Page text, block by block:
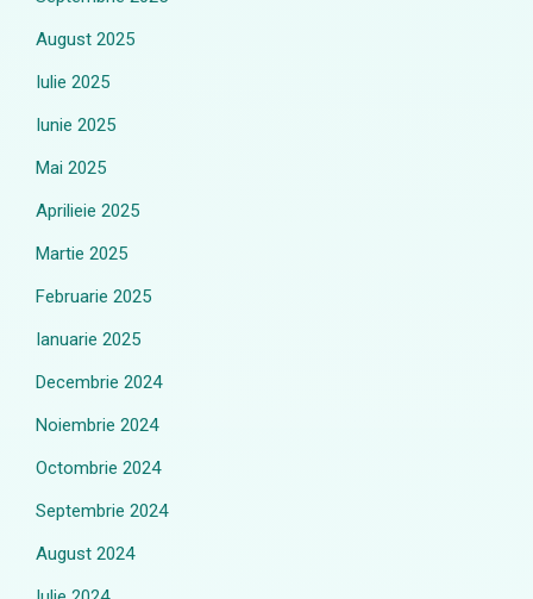
August 2025
Iulie 2025
Iunie 2025
Mai 2025
Aprilieie 2025
Martie 2025
Februarie 2025
Ianuarie 2025
Decembrie 2024
Noiembrie 2024
Octombrie 2024
Septembrie 2024
August 2024